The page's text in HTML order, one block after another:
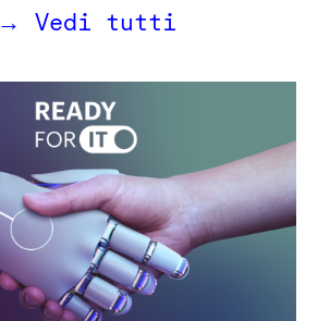
→ Vedi tutti